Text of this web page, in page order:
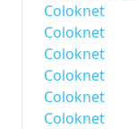
Coloknet
Coloknet
Coloknet
Coloknet
Coloknet
Coloknet